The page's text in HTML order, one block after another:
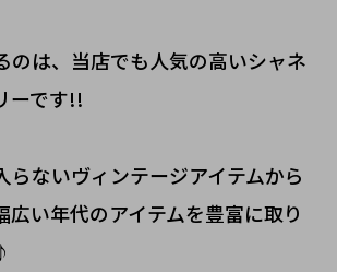
のは、当店でも人気の高いシャネ
ーです!!
らないヴィンテージアイテムから
広い年代のアイテムを豊富に取り